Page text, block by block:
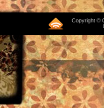
Copyright ©